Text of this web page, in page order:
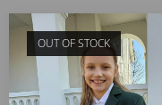
OUT OF STOCK